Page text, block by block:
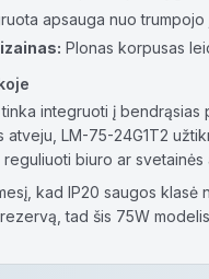
apsauga nuo
Plonas korpusas
integruoti į
atveju, LM-75-24G1T2
biuro ar
kad IP20 saugos klasė
tad šis 75W